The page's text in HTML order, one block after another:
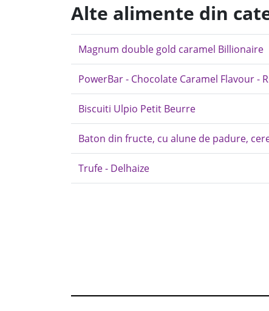
Alte alimente din
Magnum double gold caramel Billionaire
PowerBar - Chocolate Caramel Flavour -
Biscuiti Ulpio Petit Beurre
Baton din fructe, cu alune de padure,
Trufe - Delhaize